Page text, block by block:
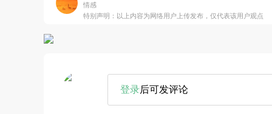
情感
特别声明：以上内容为网络用户上传发布，仅代表该用户观点
登录后可发评论